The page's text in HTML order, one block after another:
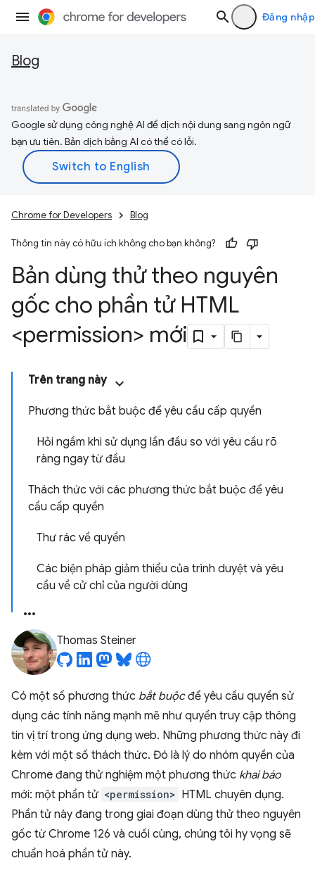
Đăng nhập
Blog
Google sử dụng công nghệ AI để dịch nội dung sang ngôn ngữ
bạn ưu tiên. Bản dịch bằng AI có thể có lỗi.
Chrome for Developers Blog
Thông tin này có hữu ích không cho bạn không?
Bản dùng thử theo nguyên
gốc cho phần tử HTML
<permission> mới
Trên trang này
Phương thức bắt buộc để yêu cầu cấp quyền
Hỏi ngầm khi sử dụng lần đầu so với yêu cầu rõ
ràng ngay từ đầu
Thách thức với các phương thức bắt buộc để yêu
cầu cấp quyền
Thư rác về quyền
Các biện pháp giảm thiểu của trình duyệt và yêu
cầu về cử chỉ của người dùng
Thomas Steiner
Có một số phương thức bắt buộcđể yêu cầu quyền sử
dụng các tính năng mạnh mẽ như quyền truy cập thông
tin vị trí trong ứng dụng web. Những phương thức này đi
kèm với một số thách thức. Đó là lý do nhóm quyền của
Chrome đang thử nghiệm một phương thức khai báo
mới: một phần tử <permission> HTML chuyên dụng.
Phần tử này đang trong giai đoạn dùng thử theo nguyên
gốc từ Chrome 126 và cuối cùng, chúng tôi hy vọng sẽ
chuẩn hoá phần tử này.